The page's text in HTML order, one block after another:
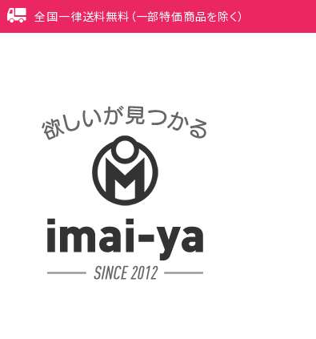
全国一律送料無料（一部特価商品を除く）